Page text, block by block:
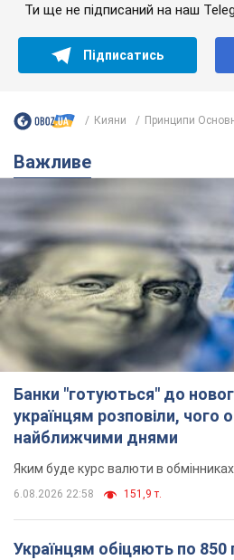
Ти ще не підписаний на наш
Підписатись
Кияни Принципи
Важливе
Банки "готуються" до
українцям розповіли, чого
найближчими днями
Яким буде курс валюти в обмінниках
6.08.2026 22:58 151,9 т.
Українцям обіцяють по 850